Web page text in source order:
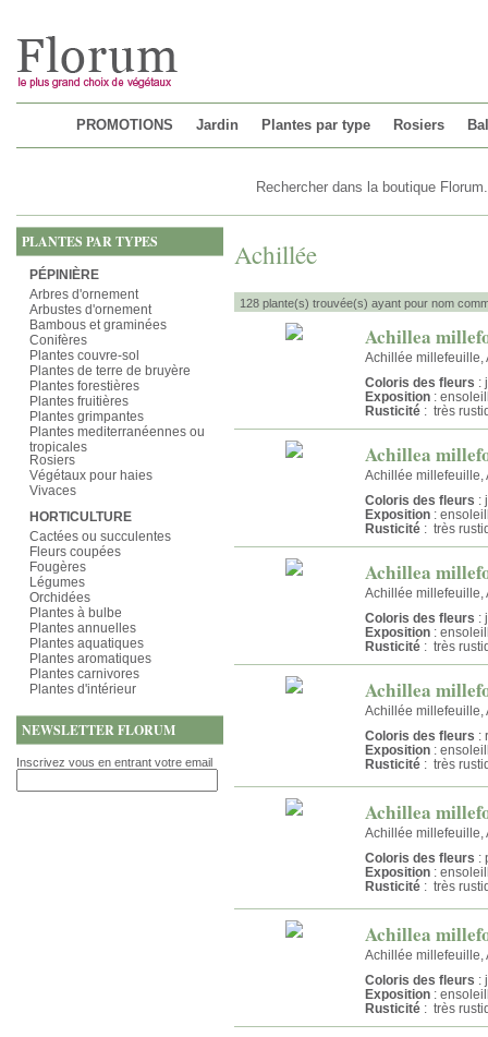
PROMOTIONS Jardin Plantes par type Rosiers
PLANTES PAR TYPES
PÉPINIÈRE
Arbres d'ornement
Arbustes d'ornement
Bambous et graminées
Conifères
Plantes couvre-sol
Plantes de terre de bruyère
Plantes forestières
Plantes fruitières
Plantes grimpantes
Plantes mediterranéennes ou
tropicales
Rosiers
Végétaux pour haies
Vivaces
HORTICULTURE
Cactées ou succulentes
Fleurs coupées
Fougères
Légumes
Orchidées
Plantes à bulbe
Plantes annuelles
Plantes aquatiques
Plantes aromatiques
Plantes carnivores
Plantes d'intérieur
NEWSLETTER FLORUM
Inscrivez vous en entrant votre email
Achillée
128 plante(s) trouvée(s) ayant pour nom
Achillea
Achillée millefeuille,
Coloris des fleurs :
Exposition :
Rusticité : très
Achillea
Achillée millefeuille,
Coloris des fleurs :
Exposition :
Rusticité : très
Achillea
Achillée millefeuille,
Coloris des fleurs :
Exposition :
Rusticité : très
Achillea
Achillée millefeuille,
Coloris des fleurs :
Exposition :
Rusticité : très
Achillea
Achillée millefeuille,
Coloris des fleurs :
Exposition :
Rusticité : très
Achillea
Achillée millefeuille,
Coloris des fleurs :
Exposition :
Rusticité : très